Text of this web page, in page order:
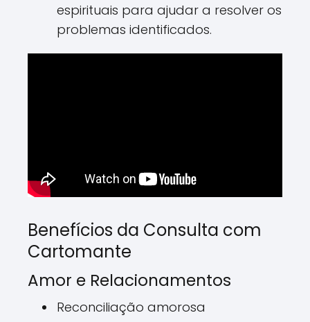
espirituais para ajudar a resolver os
problemas identificados.
Benefícios da Consulta com
Cartomante
Amor e Relacionamentos
Reconciliação amorosa